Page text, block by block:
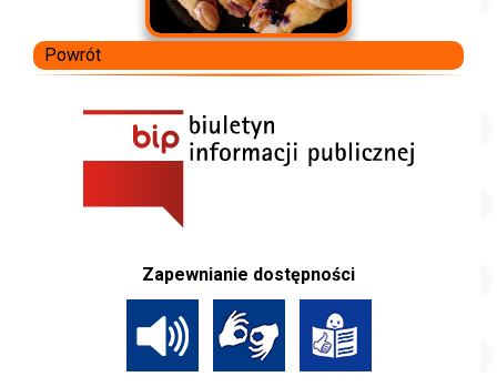
Powrót
Zapewnianie dostępności